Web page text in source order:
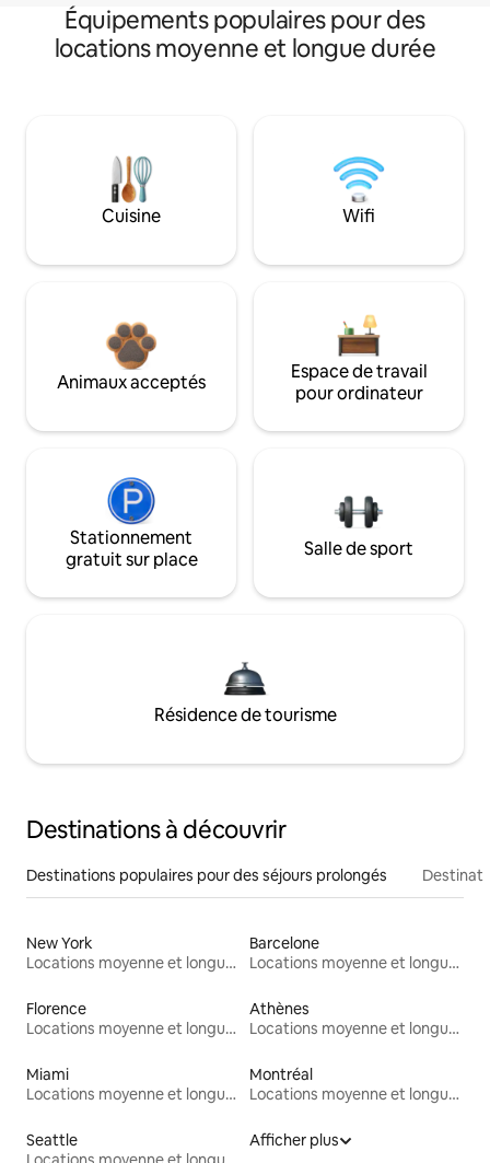
Équipements populaires pour des
locations moyenne et longue durée
Cuisine Wifi
Animaux acceptés
Espace de travail
pour ordinateur
Stationnement
gratuit sur place
Salle de sport
Résidence de tourisme
Destinations à découvrir
Destinations populaires pour des séjours prolongés
New York
Locations moyenne et longue durée
Barcelone
Locations moyenne et longue durée
Florence
Locations moyenne et longue durée
Athènes
Locations moyenne et longue durée
Miami
Locations moyenne et longue durée
Montréal
Locations moyenne et longue durée
Seattle
Afficher plus